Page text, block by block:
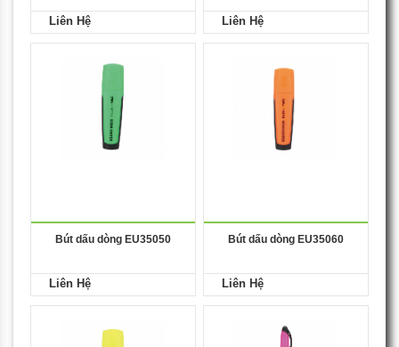
Liên Hệ Liên Hệ
Bút dấu dòng EU35050
Liên Hệ
Bút dấu dòng EU35060
Liên Hệ